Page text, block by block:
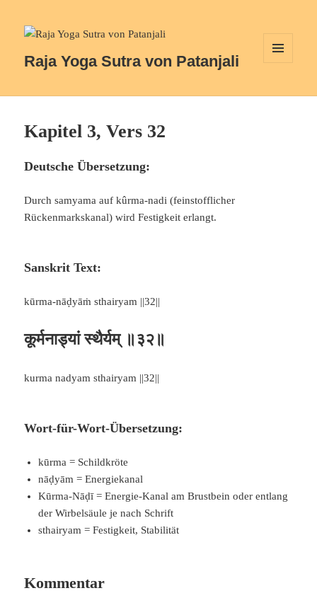
Raja Yoga Sutra von Patanjali
Kapitel 3, Vers 32
Deutsche Übersetzung:
Durch samyama auf kûrma-nadi (feinstofflicher
Rückenmarkskanal) wird Festigkeit erlangt.
Sanskrit Text:
kūrma-nāḍyāṁ sthairyam ||32||
कूर्मनाड्यां स्थैर्यम् ॥३२॥
kurma nadyam sthairyam ||32||
Wort-für-Wort-Übersetzung:
kūrma = Schildkröte
nāḍyām = Energiekanal
Kūrma-Nāḍī = Energie-Kanal am Brustbein oder entlang
der Wirbelsäule je nach Schrift
sthairyam = Festigkeit, Stabilität
Kommentar